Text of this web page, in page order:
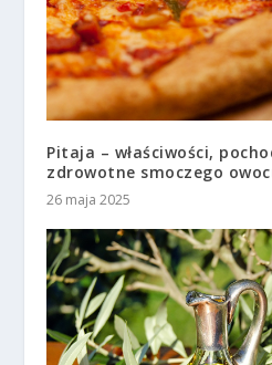
Pitaja – właściwości,
zdrowotne smoczego
26 maja 2025